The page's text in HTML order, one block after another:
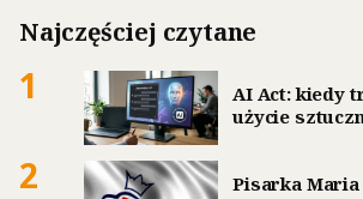
Najczęściej czytane
1
AI Act: kiedy
użycie
2
Pisarka